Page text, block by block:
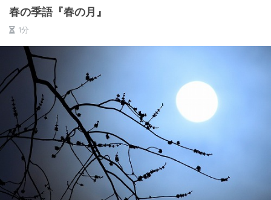
春の季語『春の月』
1分